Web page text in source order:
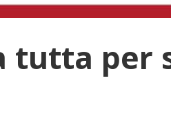
tutta per